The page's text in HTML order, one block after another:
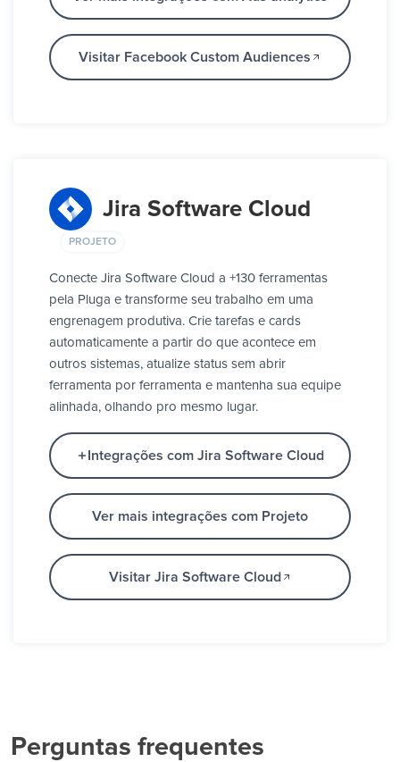
Visitar Facebook Custom Audiences
Jira Software Cloud
PROJETO
Conecte Jira Software Cloud a +130 ferramentas
pela Pluga e transforme seu trabalho em uma
engrenagem produtiva. Crie tarefas e cards
automaticamente a partir do que acontece em
outros sistemas, atualize status sem abrir
ferramenta por ferramenta e mantenha sua equipe
alinhada, olhando pro mesmo lugar.
Integrações com Jira Software Cloud
Ver mais integrações com Projeto
Visitar Jira Software Cloud
Perguntas frequentes